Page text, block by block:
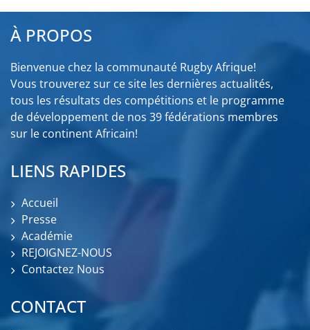
À PROPOS
Bienvenue chez la communauté Rugby Afrique!
Vous trouverez sur ce site les dernières actualités,
tous les résultats des compétitions et le programme
de développement de nos 39 fédérations membres
sur le continent Africain!
LIENS RAPIDES
Accueil
Presse
Académie
REJOIGNEZ-NOUS
Contactez Nous
CONTACT